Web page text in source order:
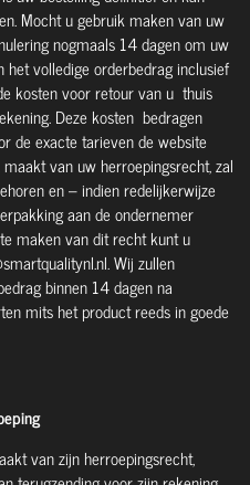
Mocht u gebruik maken van uw
nogmaals 14 dagen om uw
volledige orderbedrag inclusief
kosten voor retour van u thuis
Deze kosten bedragen
de exacte tarieven de website
van uw herroepingsrecht, zal
en – indien redelijkerwijze
aan de ondernemer
maken van dit recht kunt u
Wij zullen
binnen 14 dagen na
mits het product reeds in goede
van zijn herroepingsrecht,